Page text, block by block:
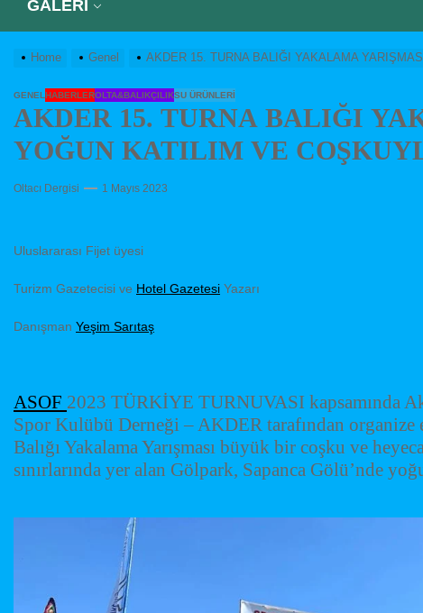
GALERİ
Home Genel AKDER 15. TURNA BALIĞI YAKALAMA
GENELHABERLEROLTA&BALIKÇILIKSU ÜRÜNLERI
AKDER 15. TURNA BALIĞI
YOĞUN KATILIM VE
Oltacı Dergisi 1 Mayıs 2023
Uluslararası Fijet üyesi
Turizm Gazetecisi ve Hotel Gazetesi Yazarı
Danışman Yeşim Sarıtaş
ASOF 2023 TÜRKİYE TURNUVASI kapsamında
Spor Kulübü Derneği – AKDER tarafından
Balığı Yakalama Yarışması büyük bir coşku ve
sınırlarında yer alan Gölpark, Sapanca Gölü’nde